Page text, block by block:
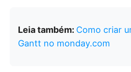
Leia também: Como criar
Gantt no monday.com